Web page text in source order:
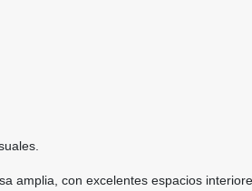
amplia, con excelentes espacios